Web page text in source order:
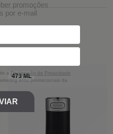
promoções
por e-mail
a Declaração de Privacidade
e/ou promocionais da